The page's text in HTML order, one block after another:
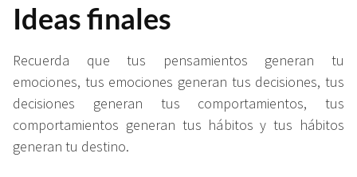
Ideas finales
Recuerda que tus pensamientos generan tu
emociones, tus emociones generan tus decisiones, tus
decisiones generan tus comportamientos, tus
comportamientos generan tus hábitos y tus hábitos
generan tu destino.